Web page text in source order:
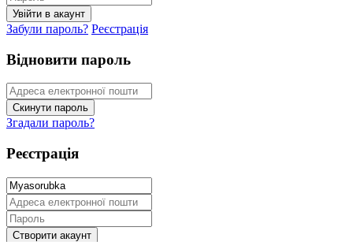
Забули пароль? Реєстрація
Відновити пароль
Згадали пароль?
Реєстрація